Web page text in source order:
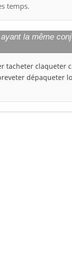
temps.
la même
tacheter claqueter
dépaqueter